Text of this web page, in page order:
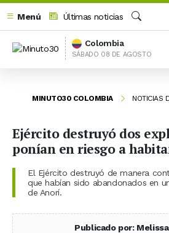
Menú
Últimas noticias
Buscar
Colombia
SÁBADO 08 DE AGOSTO
MINUTO30 COLOMBIA NOTICIAS
Ejército destruyó dos
ponían en riesgo a
El Ejército destruyó de manera
que habían sido abandonados en
de Anorí.
Publicado por: